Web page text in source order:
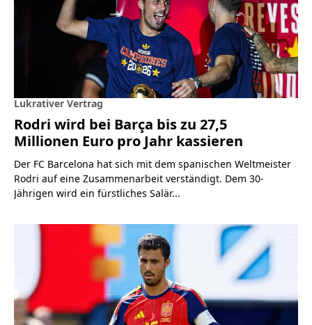
Lukrativer Vertrag
Rodri wird bei Barça bis zu 27,5
Millionen Euro pro Jahr kassieren
Der FC Barcelona hat sich mit dem spanischen Weltmeister
Rodri auf eine Zusammenarbeit verständigt. Dem 30-
Jährigen wird ein fürstliches Salär...